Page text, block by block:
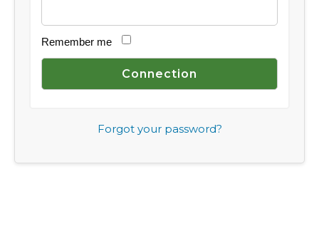
Remember me
Forgot your password?